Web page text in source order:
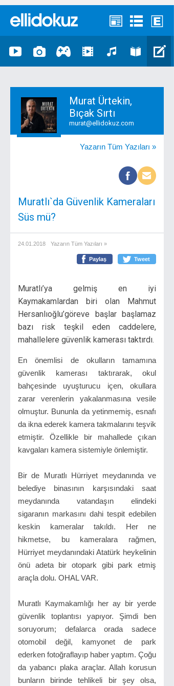
Murat Ürtekin,
Bıçak Sırtı
murat@ellidokuz.com
Yazarın Tüm Yazıları »
Muratlı`da Güvenlik Kameraları
Süs mü?
24.01.2018 Yazarın Tüm Yazıları »
Paylaş Tweet
Muratlı’ya gelmiş en iyi
Kaymakamlardan biri olan Mahmut
Hersanlıoğlu’göreve başlar başlamaz
bazı risk teşkil eden caddelere,
mahallelere güvenlik kamerası taktırdı.
En önemlisi de okulların tamamına
güvenlik kamerası taktırarak, okul
bahçesinde uyuşturucu içen, okullara
zarar verenlerin yakalanmasına vesile
olmuştur. Bununla da yetinmemiş, esnafı
da ikna ederek kamera takmalarını teşvik
etmiştir. Özellikle bir mahallede çıkan
kavgaları kamera sistemiyle önlemiştir.
Bir de Muratlı Hürriyet meydanında ve
belediye binasının karşısındaki saat
meydanında vatandaşın elindeki
sigaranın markasını dahi tespit edebilen
keskin kameralar takıldı. Her ne
hikmetse, bu kameralara rağmen,
Hürriyet meydanındaki Atatürk heykelinin
önü adeta bir otopark gibi park etmiş
araçla dolu. OHAL VAR.
Muratlı Kaymakamlığı her ay bir yerde
güvenlik toplantısı yapıyor. Şimdi ben
soruyorum; defalarca orada sadece
otomobil değil, kamyonet de park
ederken fotoğraflayıp haber yaptım. Çoğu
da yabancı plaka araçlar. Allah korusun
bunların birinde tehlikeli bir şey olsa,